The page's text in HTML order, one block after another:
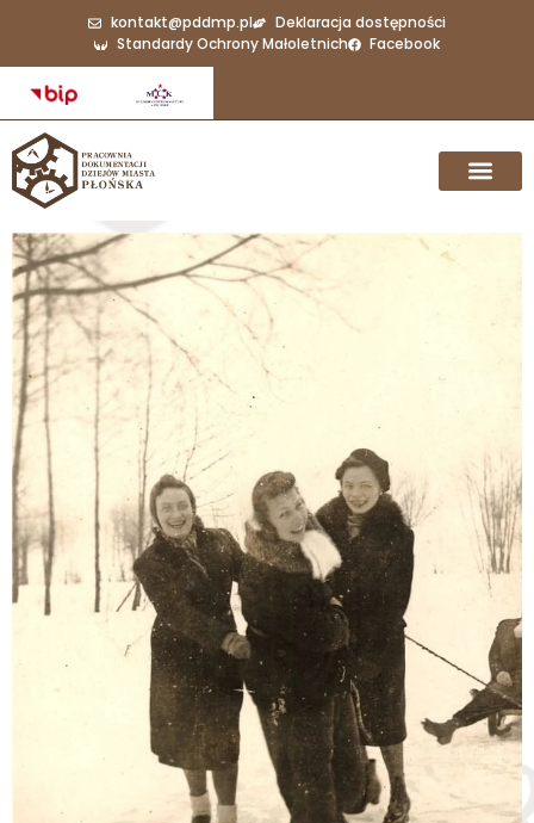
kontakt@pddmp.pl
Deklaracja dostępności
Standardy Ochrony Małoletnich
Facebook